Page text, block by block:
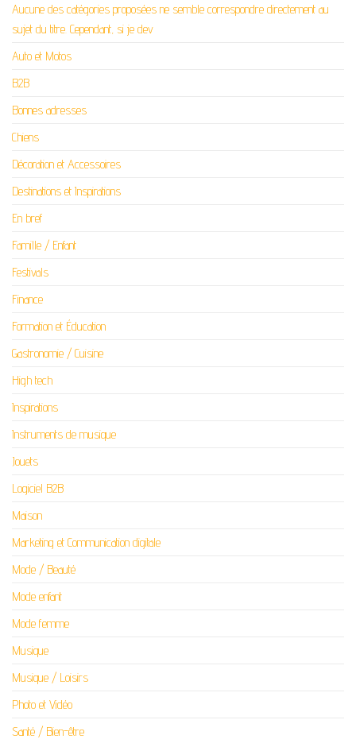
Aucune des catégories proposées ne semble correspondre directement au
sujet du titre. Cependant, si je dev
Auto et Motos
B2B
Bonnes adresses
Chiens
Décoration et Accessoires
Destinations et Inspirations
En bref
Famille / Enfant
Festivals
Finance
Formation et Éducation
Gastronomie / Cuisine
High tech
Inspirations
Instruments de musique
Jouets
Logiciel B2B
Maison
Marketing et Communication digitale
Mode / Beauté
Mode enfant
Mode femme
Musique
Musique / Loisirs
Photo et Vidéo
Santé / Bien-être